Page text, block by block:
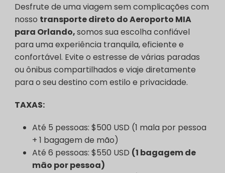
Desfrute de uma viagem sem complicações com
nosso transporte direto do Aeroporto MIA
para Orlando,somos sua escolha confiável
para uma experiência tranquila, eficiente e
confortável. Evite o estresse de várias paradas
ou ônibus compartilhados e viaje diretamente
para o seu destino com estilo e privacidade.
TAXAS:
Até 5 pessoas: $500 USD (1 mala por pessoa
+ 1 bagagem de mão)
Até 6 pessoas: $550 USD (1 bagagem de
mão por pessoa)